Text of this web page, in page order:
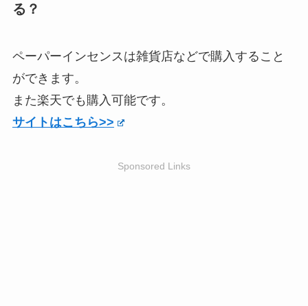
る？
ペーパーインセンスは雑貨店などで購入すること
ができます。
また楽天でも購入可能です。
サイトはこちら>>
Sponsored Links